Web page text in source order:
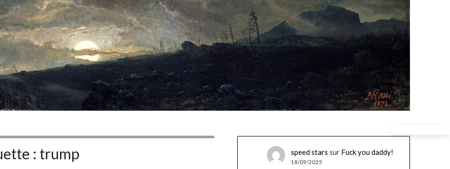
: trump speed stars sur Fuck you daddy!
18/09/2025